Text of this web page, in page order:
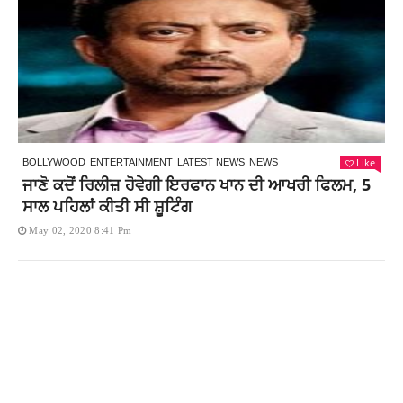
BOLLYWOOD ENTERTAINMENT LATEST NEWS NEWS Like
ਜਾਣੋ ਕਦੋਂ ਰਿਲੀਜ਼ ਹੋਵੇਗੀ ਇਰਫਾਨ ਖਾਨ ਦੀ ਆਖਰੀ ਫਿਲਮ, 5
ਸਾਲ ਪਹਿਲਾਂ ਕੀਤੀ ਸੀ ਸ਼ੂਟਿੰਗ
May 02, 2020 8:41 Pm